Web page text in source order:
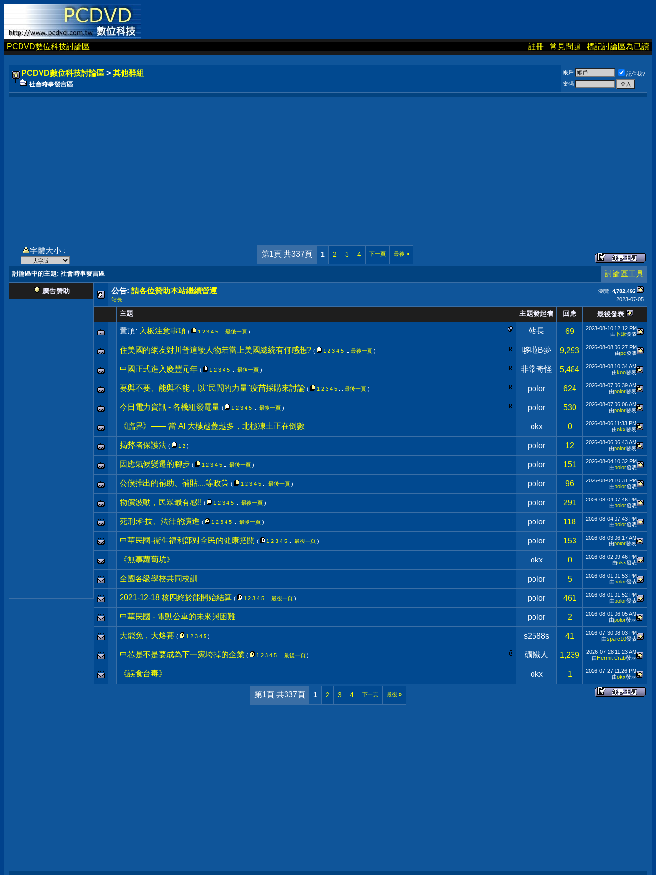
PCDVD數位科技討論區 註冊 常見問題 標記討論區為已讀
PCDVD數位科技討論區 > 其他群組
社會時事發言區
帳戶
記住我?
密碼
字體大小： 第1頁 共337頁 1 2 3 4 下一頁 最後 »
討論區中的主題: 社會時事發言區 討論區工具
廣告贊助 瀏覽: 4,782,492
公告: 請各位贊助本站繼續營運
2023-07-05
站長
主題 主題發起者 回應 最後發表
置頂: 入板注意事項 ( 1 2 3 4 5 最後一頁 ) 站長 69 2023-08-10 12:12 PM
由 卜派發表
住美國的網友對川普這號人物若當上美國總統有何感想? ( 1 2 3 4 5 最後一頁 ) 哆啦B夢 9,293 2026-08-08 06:27 PM
由pc發表
中國正式進入慶豐元年 ( 1 2 3 4 5 最後一頁 ) 非常奇怪 5,484 2026-08-08 10:34 AM
由koo發表
要與不要、能與不能，以"民間的力量"疫苗採購來討論 ( 1 2 3 4 5 最後一頁 ) polor 624 2026-08-07 06:39 AM
由polor發表
今日電力資訊 - 各機組發電量 ( 1 2 3 4 5 最後一頁 ) polor 530 2026-08-07 06:06 AM
由polor發表
《臨界》—— 當 AI 大樓越蓋越多，北極凍土正在倒數 okx 0 2026-08-06 11:33 PM
由okx發表
揭弊者保護法 ( 1 2 ) polor 12 2026-08-06 06:43 AM
由polor發表
因應氣候變遷的腳步 ( 1 2 3 4 5 最後一頁 ) polor 151 2026-08-04 10:32 PM
由polor發表
公僕推出的補助、補貼....等政策 ( 1 2 3 4 5 最後一頁 ) polor 96 2026-08-04 10:31 PM
由polor發表
物價波動，民眾最有感!! ( 1 2 3 4 5 最後一頁 ) polor 291 2026-08-04 07:46 PM
由polor發表
死刑:科技、法律的演進 ( 1 2 3 4 5 最後一頁 ) polor 118 2026-08-04 07:43 PM
由polor發表
中華民國-衛生福利部對全民的健康把關 ( 1 2 3 4 5 最後一頁 ) polor 153 2026-08-03 06:17 AM
由polor發表
《無事蘿蔔坑》 okx 0 2026-08-02 09:46 PM
由okx發表
全國各級學校共同校訓 polor 5 2026-08-01 01:53 PM
由polor發表
2021-12-18 核四終於能開始結算 ( 1 2 3 4 5 最後一頁 ) polor 461 2026-08-01 01:52 PM
由polor發表
中華民國 - 電動公車的未來與困難 polor 2 2026-08-01 06:05 AM
由polor發表
大罷免，大烙賽 ( 1 2 3 4 5 ) s2588s 41 2026-07-30 08:03 PM
由sparc10發表
中芯是不是要成為下一家垮掉的企業 ( 1 2 3 4 5 最後一頁 ) 礦鐵人 1,239 2026-07-28 11:23 AM
由Hermit Crab發表
《誤食台毒》 okx 1 2026-07-27 11:26 PM
由okx發表
第1頁 共337頁 1 2 3 4 下一頁 最後 »